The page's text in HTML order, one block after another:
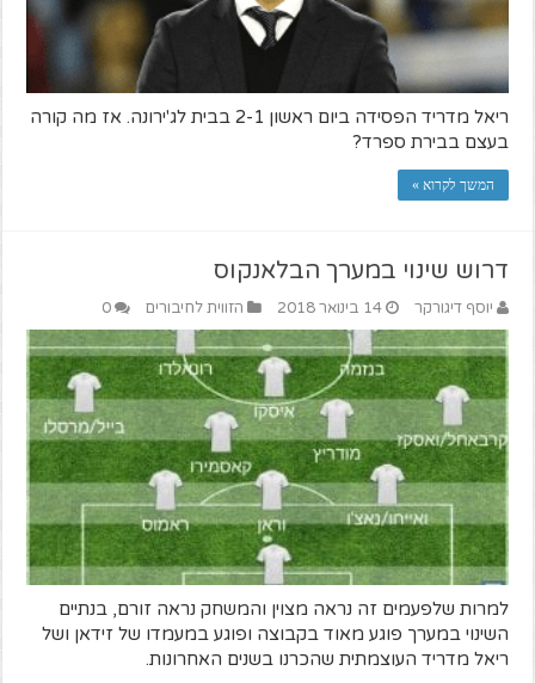
ריאל מדריד הפסידה ביום ראשון 2-1 בבית לג'ירונה. אז מה קורה
בעצם בבירת ספרד?
המשך לקרוא »
דרוש שינוי במערך הבלאנקוס
יוסף דיגורקר 14 בינואר 2018 הזווית לחיבורים 0
למרות שלפעמים זה נראה מצוין והמשחק נראה זורם, בנתיים
השינוי במערך פוגע מאוד בקבוצה ופוגע במעמדו של זידאן ושל
ריאל מדריד העוצמתית שהכרנו בשנים האחרונות.